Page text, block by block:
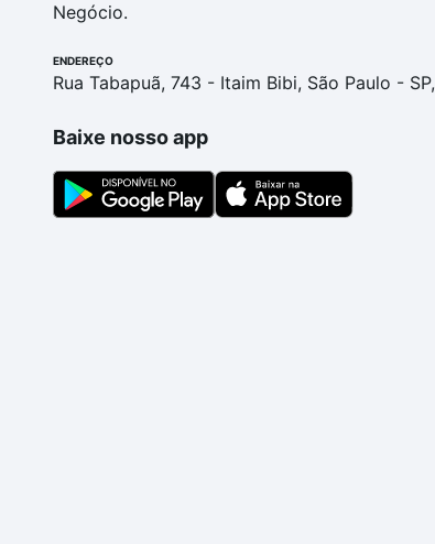
Negócio.
ENDEREÇO
Rua Tabapuã, 743 - Itaim Bibi, São Paulo -
Baixe nosso app